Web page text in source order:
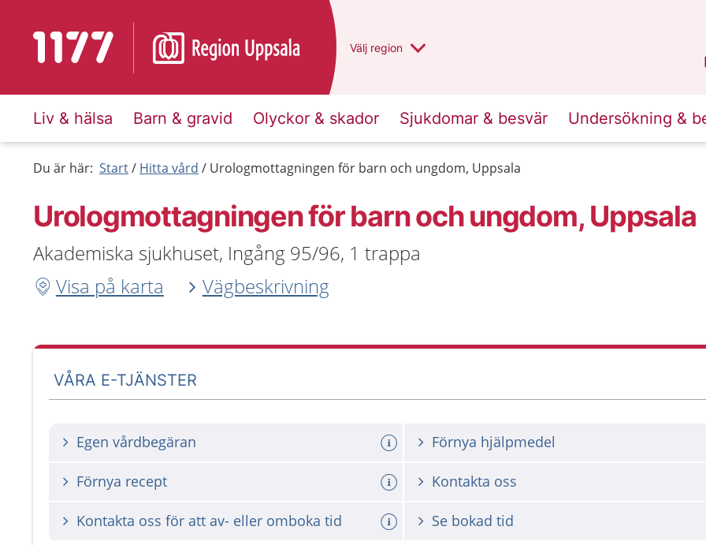
Till startsidan för 1177 Du har valt region
Välj en annan
region
Liv & hälsa Barn & gravid Olyckor & skador Sjukdomar & besvär Undersökning &
Du är här: Start Hitta vård Urologmottagningen för barn och ungdom, Uppsala
Urologmottagningen för barn och ungdom, Uppsala
Akademiska sjukhuset, Ingång 95/96, 1 trappa
Visa på karta
Vägbeskrivning
VÅRA E-TJÄNSTER
Egen vårdbegäran Förnya hjälpmedel
Förnya recept Kontakta oss
Kontakta oss för att av- eller omboka tid Se bokad tid